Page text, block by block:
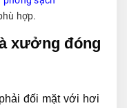
hợp.
xưởng đóng
đối mặt với hơi